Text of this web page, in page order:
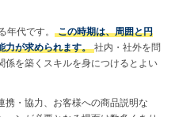
年代です。
この時期は、周囲と円
力が求められます。 社内・社外を問
係を築くスキルを身につけるとよい
携・協力、お客様への商品説明な